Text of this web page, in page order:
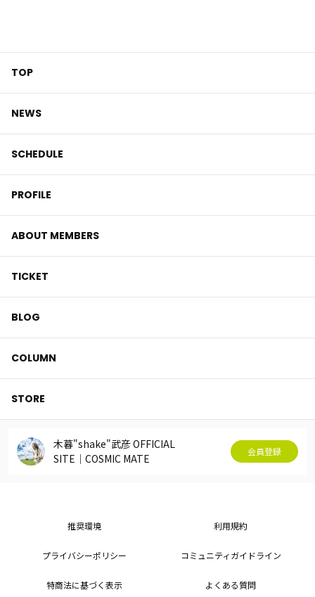
TOP
NEWS
SCHEDULE
PROFILE
ABOUT MEMBERS
TICKET
BLOG
COLUMN
STORE
木暮"shake"武彦 OFFICIAL
SITE│COSMIC MATE
会員登録
推奨環境 利用規約
プライバシーポリシー コミュニティガイドライン
特商法に基づく表示 よくある質問